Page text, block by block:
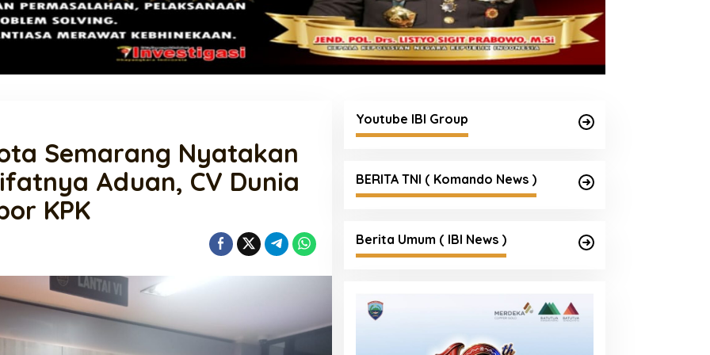
Semarang Nyatakan
Aduan, CV Dunia
KPK
Youtube IBI Group
BERITA TNI ( Komando News )
Berita Umum ( IBI News )